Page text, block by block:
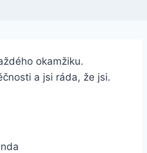
okamžiku.
a jsi ráda, že jsi.